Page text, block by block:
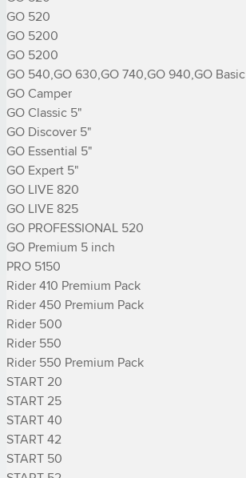
GO 520
GO 5200
GO 5200
GO 540,GO 630,GO 740,GO 940,GO Basic
GO Camper
GO Classic 5"
GO Discover 5"
GO Essential 5"
GO Expert 5"
GO LIVE 820
GO LIVE 825
GO PROFESSIONAL 520
GO Premium 5 inch
PRO 5150
Rider 410 Premium Pack
Rider 450 Premium Pack
Rider 500
Rider 550
Rider 550 Premium Pack
START 20
START 25
START 40
START 42
START 50